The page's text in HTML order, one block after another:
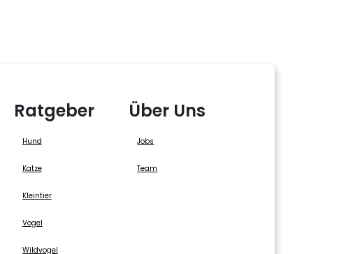
Ratgeber
Hund
Katze
Kleintier
Vogel
Wildvogel
Über Uns
Jobs
Team